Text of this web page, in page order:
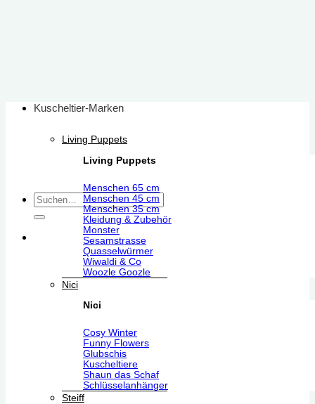
Suchen
nach:
Kuscheltier-Marken
Living Puppets
Living Puppets
Menschen 65 cm
Menschen 45 cm
Menschen 35 cm
Kleidung & Zubehör
Monster
Sesamstrasse
Quasselwürmer
Wiwaldi & Co
Woozle Goozle
Nici
Nici
Cosy Winter
Funny Flowers
Glubschis
Kuscheltiere
Shaun das Schaf
Schlüsselanhänger
Steiff